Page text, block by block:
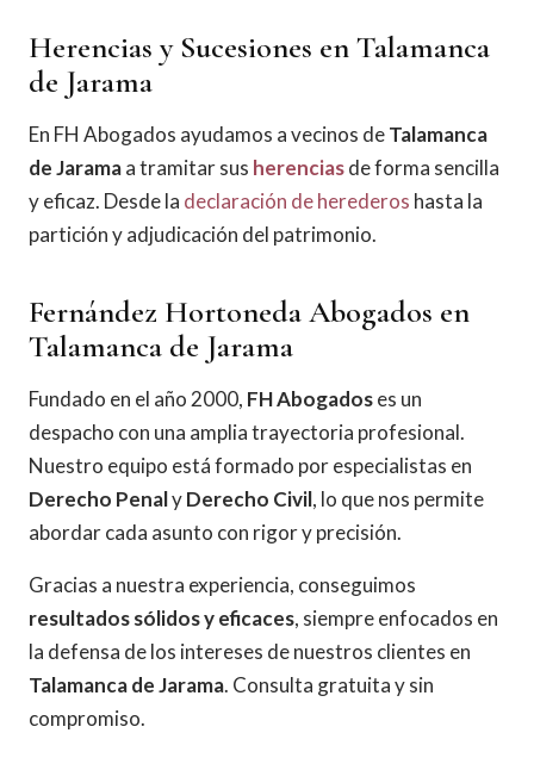
Herencias y Sucesiones en Talamanca
de Jarama
En FH Abogados ayudamos a vecinos deTalamanca
de Jaramaa tramitar sus herenciasde forma sencilla
y eficaz. Desde la declaración de herederos hasta la
partición y adjudicación del patrimonio.
Fernández Hortoneda Abogados en
Talamanca de Jarama
Fundado en el año 2000, FH Abogadoses un
despacho con una amplia trayectoria profesional.
Nuestro equipo está formado por especialistas en
Derecho PenalyDerecho Civil, lo que nos permite
abordar cada asunto con rigor y precisión.
Gracias a nuestra experiencia, conseguimos
resultados sólidos y eficaces, siempre enfocados en
la defensa de los intereses de nuestros clientes en
Talamanca de Jarama. Consulta gratuita y sin
compromiso.